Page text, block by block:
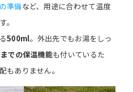
準備など、用途に合わせて温度
。
500ml。外出先でもお湯をしっ
での保温機能も付いているた
もありません。